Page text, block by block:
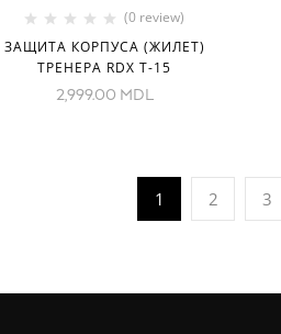
(0 review)
ЗАЩИТА КОРПУСА (ЖИЛЕТ)
ТРЕНЕРА RDX T-15
2,999.00 MDL
1 2 3